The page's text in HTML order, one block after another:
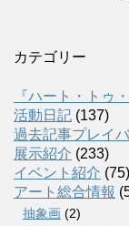
カテゴリー
『ハート・トゥ
活動日記 (137)
過去記事プレイ
展示紹介 (233)
イベント紹介 (75)
アート総合情報
抽象画 (2)